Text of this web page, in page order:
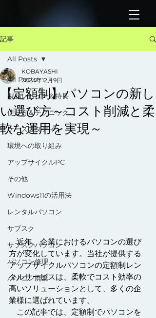
記事
All Posts
製品レビュー＆特長
使い方＆テクニック
ケーススタディ
環境への取り組み
アップサイクルPC
その他
Windows11の活用法
レンタルパソコン
サブスク
サブスクパソコン
パソコン修理
パソコン廃棄
All Posts
【定額制】パソコンの新し
い選び方～コスト削減と柔
軟な運用を実現～
KOBAYASHI
2024年12月9日
近年、企業におけるパソコンの選び
方が変化しています。当社が提供する
アップサイクルパソコンの定額制レン
タルサービスは、柔軟でコスト効率の
高いソリューションとして、多くの企
業様に選ばれています。
この記事では、定額制でパソコンを